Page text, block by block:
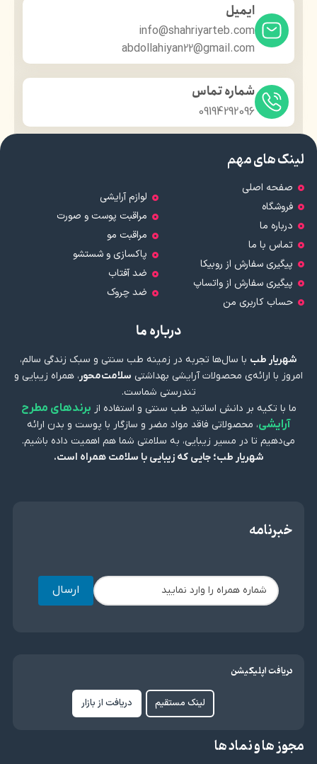
ایمیل
info@shahriyarteb.com
abdollahiyan22@gmail.com
شماره تماس
09194292096
لینک های مهم
صفحه اصلی
فروشگاه
درباره ما
تماس با ما
پیگیری سفارش از روبیکا
پیگیری سفارش از واتساپ
حساب کاربری من
لوازم آرایشی
مراقبت پوست و صورت
مراقبت مو
پاکسازی و شستشو
ضد آفتاب
ضد چروک
درباره ما
شهریار طب با سال‌ها تجربه در زمینه طب سنتی و سبک زندگی سالم،
امروز با ارائه‌ی محصولات آرایشی بهداشتی سلامت‌محور ، همراه زیبایی و
تندرستی شماست.
ما با تکیه بر دانش اساتید طب سنتی و استفاده از برندهای مطرح
آرایشی، محصولاتی فاقد مواد مضر و سازگار با پوست و بدن ارائه
می‌دهیم تا در مسیر زیبایی، به سلامتی شما هم اهمیت داده باشیم.
شهریار طب؛ جایی که زیبایی با سلامت همراه است.
خبرنامه
ارسال
دریافت اپلیکیشن
لینک مستقیم دریافت از بازار
مجوز ها و نماد ها